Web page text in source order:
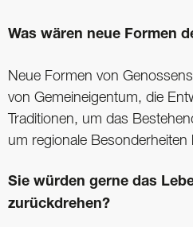
Was wären neue Formen
Neue Formen von
von Gemeineigentum, die
Traditionen, um das
um regionale Besonderheiten
Sie würden gerne das
zurückdrehen?